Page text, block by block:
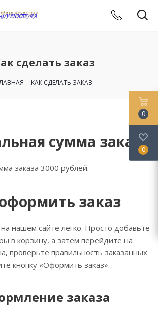
сделать заказ
- КАК СДЕЛАТЬ ЗАКАЗ
сумма заказа
заказа 3000 рублей.
заказ
нашем сайте легко. Просто добавьте
в корзину, а затем перейдите на
проверьте правильность заказанных
кнопку «Оформить заказ».
заказа
0
0